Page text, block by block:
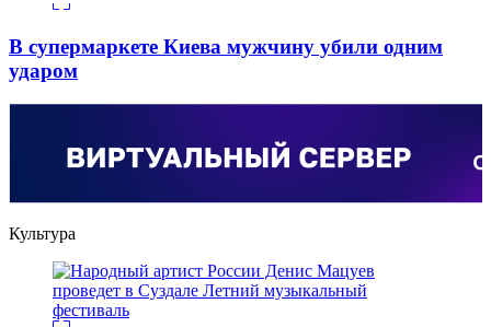
В супермаркете Киева мужчину убили одним
ударом
Культура